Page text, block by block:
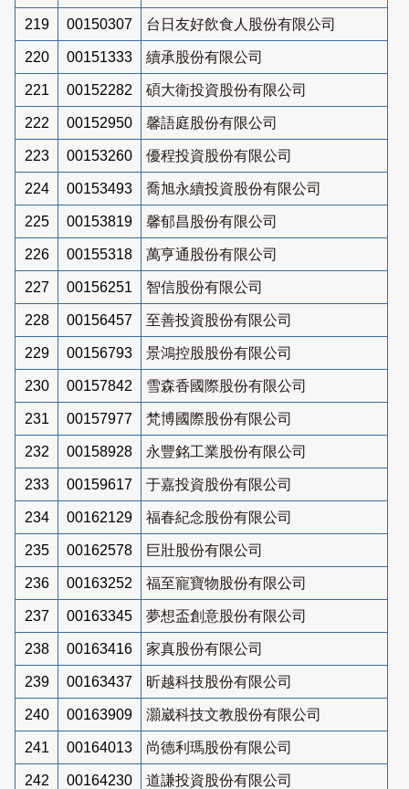
219 00150307 台日友好飲食人股份有限公司
220 00151333 續承股份有限公司
221 00152282 碩大衛投資股份有限公司
222 00152950 馨語庭股份有限公司
223 00153260 優程投資股份有限公司
224 00153493 喬旭永續投資股份有限公司
225 00153819 馨郁昌股份有限公司
226 00155318 萬亨通股份有限公司
227 00156251 智信股份有限公司
228 00156457 至善投資股份有限公司
229 00156793 景鴻控股股份有限公司
230 00157842 雪森香國際股份有限公司
231 00157977 梵博國際股份有限公司
232 00158928 永豐銘工業股份有限公司
233 00159617 于嘉投資股份有限公司
234 00162129 福春紀念股份有限公司
235 00162578 巨壯股份有限公司
236 00163252 福至寵寶物股份有限公司
237 00163345 夢想盃創意股份有限公司
238 00163416 家真股份有限公司
239 00163437 昕越科技股份有限公司
240 00163909 灝崴科技文教股份有限公司
241 00164013 尚德利瑪股份有限公司
242 00164230 道謙投資股份有限公司